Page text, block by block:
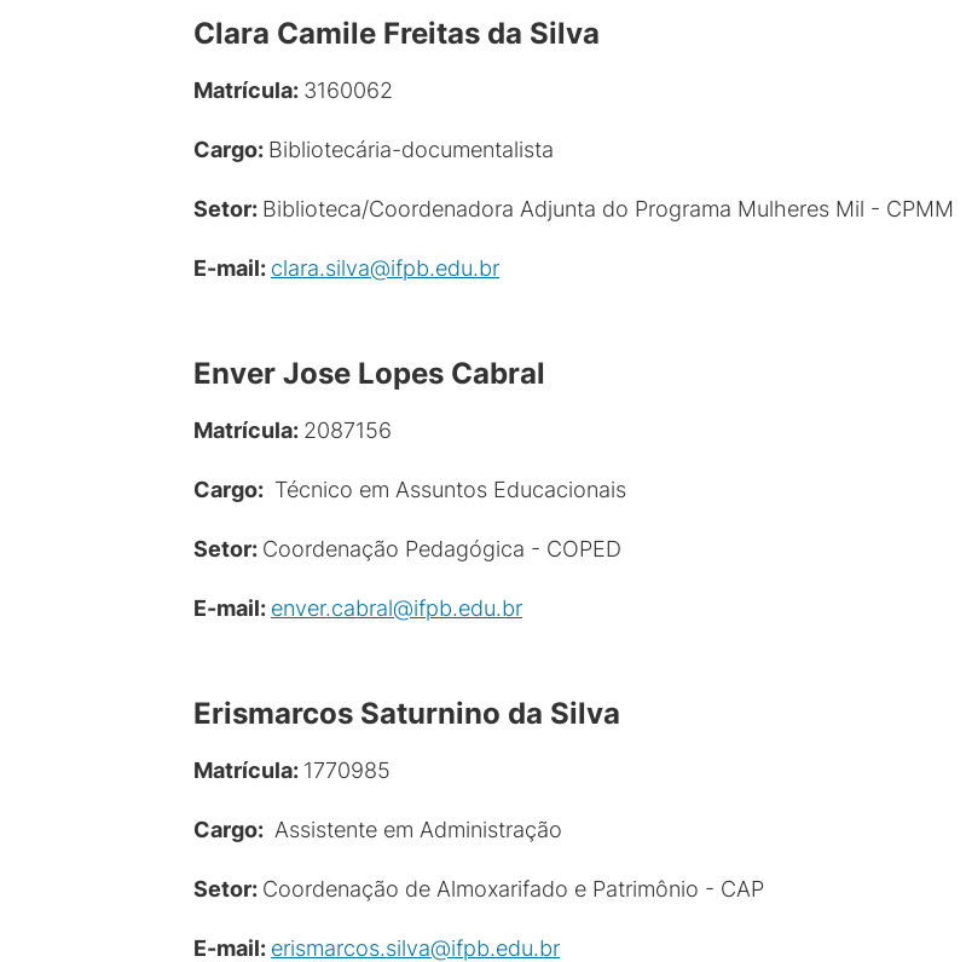
Clara Camile Freitas da Silva
Matrícula: 3160062
Cargo: Bibliotecária-documentalista
Setor: Biblioteca/Coordenadora Adjunta do Programa Mulheres Mil - CPMM
E-mail: clara.silva@ifpb.edu.br
Enver Jose Lopes Cabral
Matrícula: 2087156
Cargo: Técnico em Assuntos Educacionais
Setor: Coordenação Pedagógica - COPED
E-mail: enver.cabral@ifpb.edu.br
Erismarcos Saturnino da Silva
Matrícula: 1770985
Cargo: Assistente em Administração
Setor: Coordenação de Almoxarifado e Patrimônio - CAP
E-mail: erismarcos.silva@ifpb.edu.br